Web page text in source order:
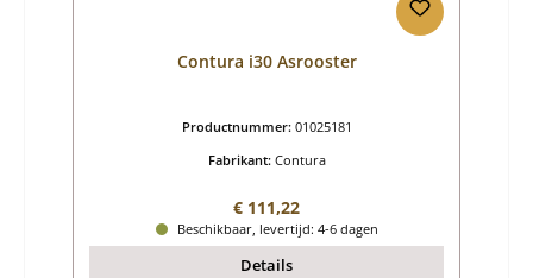
Contura i30 Asrooster
Productnummer: 01025181
Fabrikant: Contura
Normale prijs:
€ 111,22
Beschikbaar, levertijd: 4-6 dagen
Details